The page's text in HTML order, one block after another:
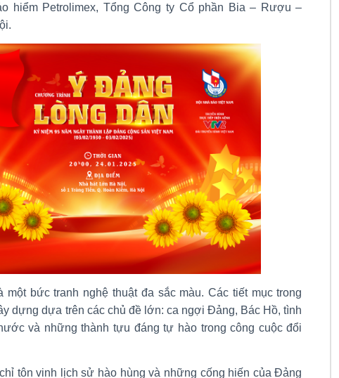
hiểm Petrolimex, Tổng Công ty Cổ phần Bia – Rượu –
bức tranh nghệ thuật đa sắc màu. Các tiết mục trong
dựng dựa trên các chủ đề lớn: ca ngợi Đảng, Bác Hồ, tình
và những thành tựu đáng tự hào trong công cuộc đổi
tôn vinh lịch sử hào hùng và những cống hiến của Đảng